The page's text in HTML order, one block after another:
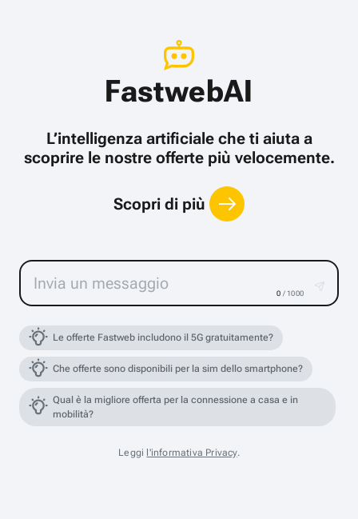
FastwebAI
L’intelligenza artificiale che ti aiuta a
scoprire le nostre offerte più velocemente.
Scopri di più
0 / 1000
Le offerte Fastweb includono il 5G gratuitamente?
Che offerte sono disponibili per la sim dello smartphone?
Qual è la migliore offerta per la connessione a casa e in
mobilità?
Leggi l'informativa Privacy.